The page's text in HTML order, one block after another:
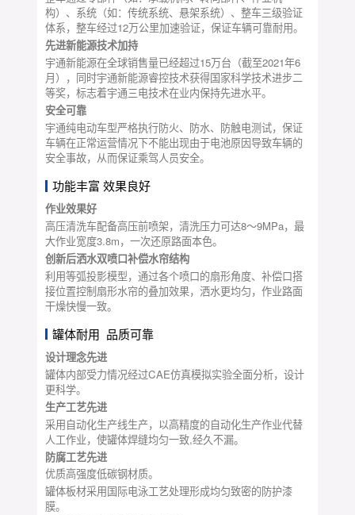
构）、系统（如：传统系统、悬架系统）、整车三级验证
体系，整车经过12万公里加速验证，保证车辆可靠耐用。
先进新能源技术加持
宇通新能源在全球销售量已经超过15万台（截至2021年6
月），同时宇通新能源睿控技术获得国家科学技术进步二
等奖，标志着宇通三电技术在业内保持先进水平。
安全可靠
宇通纯电动车型严格执行防火、防水、防触电测试，保证
车辆在正常运营情况下不能出现由于电池原因导致车辆的
安全事故，从而保证乘驾人员安全。
功能丰富 效果良好
作业效果好
高压清洗车配备高压前喷架，清洗压力可达8～9MPa，最
大作业宽度3.8m，一次还原路面本色。
创新后洒水双喷口补偿水帘结构
利用等弧投影模型，通过各个喷口的扇形角度、补偿口搭
接位置控制扇形水帘的叠加效果，洒水更均匀，作业路面
干燥快慢一致。
罐体耐用 品质可靠
设计理念先进
罐体内部受力情况经过CAE仿真模拟实验全面分析，设计
更科学。
生产工艺先进
采用自动化生产线生产，以高精度的自动化生产作业代替
人工作业，使罐体焊缝均匀一致,经久不漏。
防腐工艺先进
优质高强度低碳钢材质。
罐体板材采用国际电泳工艺处理形成均匀致密的防护漆
膜。